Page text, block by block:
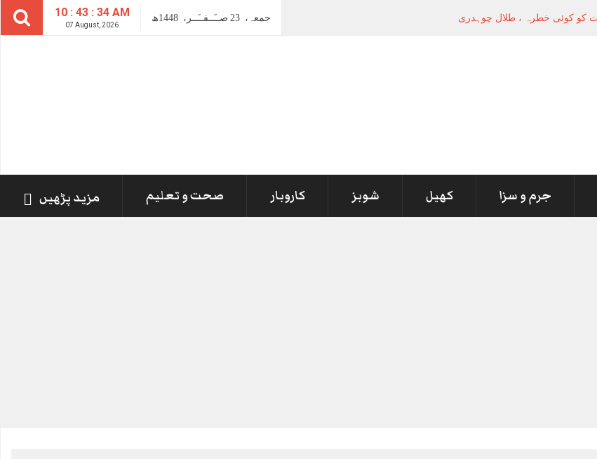
10 : 43 : 35 AM
07 August, 2026
جمعہ، 23 صــَــفــَــر، 1448ھ
جرم و سزا کھیل شوبز کاروبار صحت و تعلیم مزید پڑھیں